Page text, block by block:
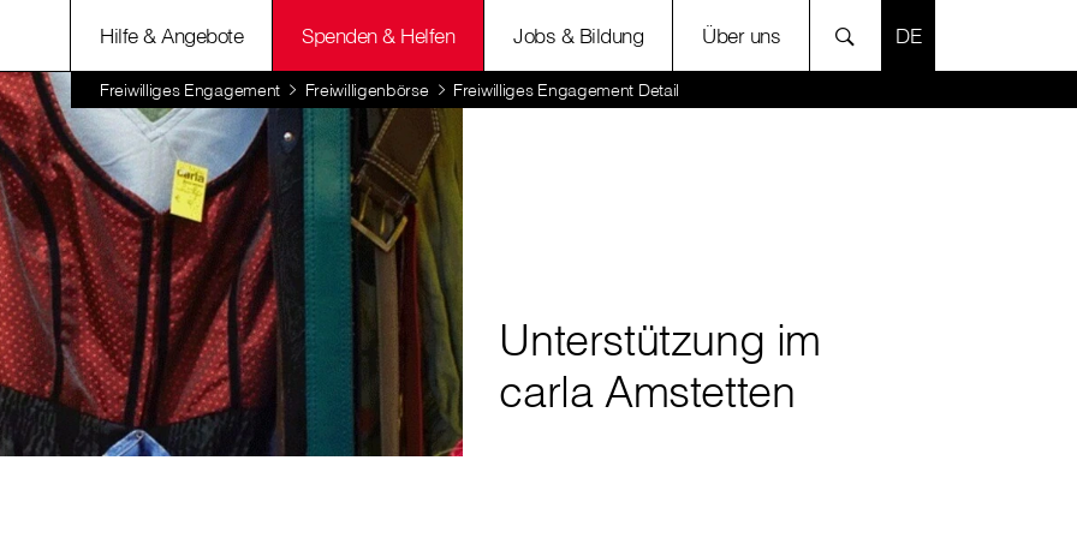
Hilfe & Angebote Spenden & Helfen Jobs & Bildung Über uns SPRACHE
Freiwilliges Engagement Freiwilligenbörse Freiwilliges Engagement Detail
Unterstützung im
carla Amstetten